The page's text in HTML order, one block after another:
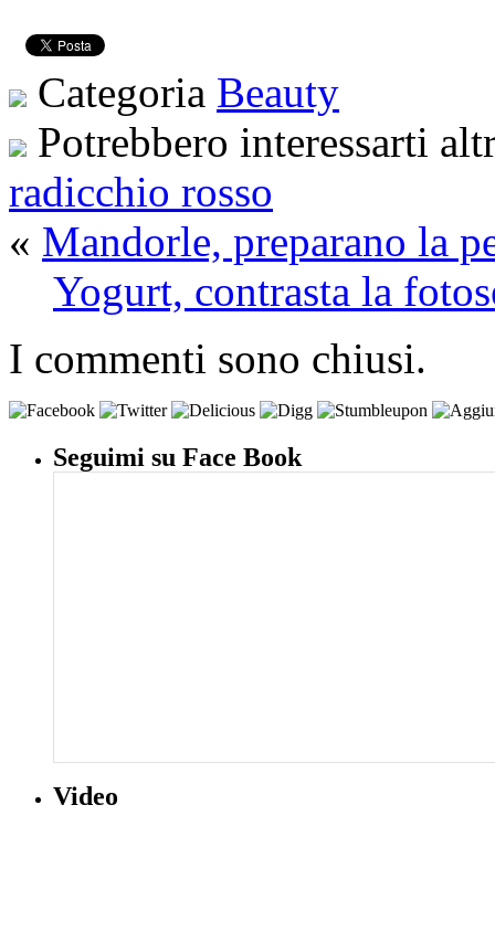
Categoria Beauty
Potrebbero interessarti
radicchio rosso
« Mandorle, preparano la
Yogurt, contrasta la
I commenti sono chiusi.
Seguimi su Face Book
Video